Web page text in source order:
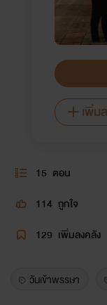
เพิ่ม
15 ตอน
114 ถูกใจ
129 เพิ่มลงคลัง
วันเข้าพรรษา